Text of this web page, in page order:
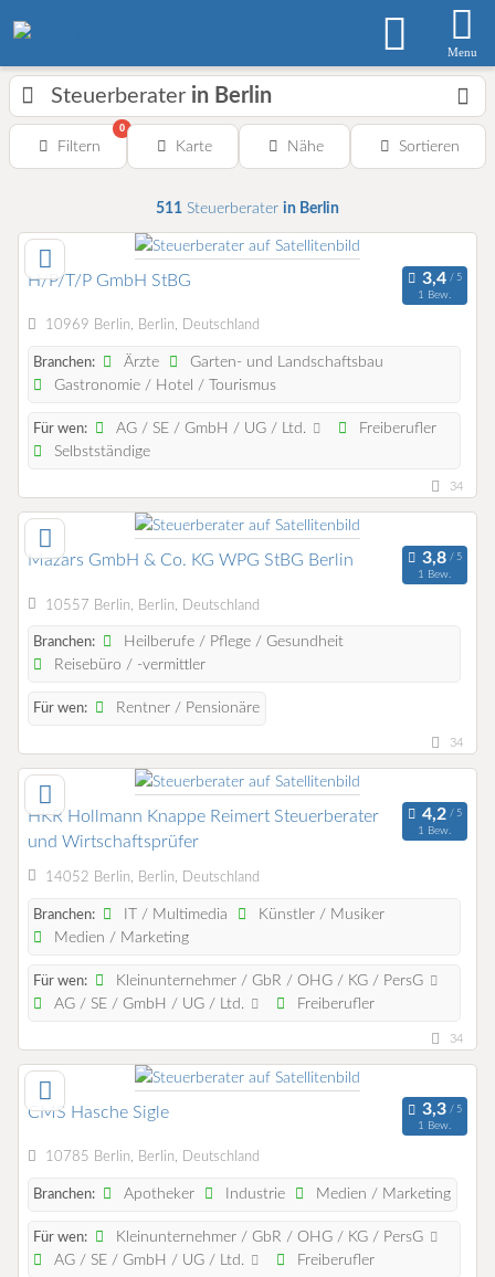
Menu
Steuerberater in Berlin
Filtern
0
Karte Nähe Sortieren
511 Steuerberater in Berlin
H/P/T/P GmbH StBG
1 Bew.
10969 Berlin, Berlin, Deutschland
Branchen: Ärzte
Garten- und Landschaftsbau
Gastronomie / Hotel / Tourismus
Für wen: AG / SE / GmbH / UG / Ltd.
Freiberufler
Selbstständige
34
Mazars GmbH & Co. KG WPG StBG Berlin
1 Bew.
10557 Berlin, Berlin, Deutschland
Branchen:
Heilberufe / Pflege / Gesundheit
Reisebüro / -vermittler
Für wen: Rentner / Pensionäre
34
HKR Hollmann Knappe Reimert Steuerberater
und Wirtschaftsprüfer
1 Bew.
14052 Berlin, Berlin, Deutschland
Branchen: IT / Multimedia
Künstler / Musiker
Medien / Marketing
Für wen:
Kleinunternehmer / GbR / OHG / KG / PersG
AG / SE / GmbH / UG / Ltd.
Freiberufler
34
CMS Hasche Sigle
1 Bew.
10785 Berlin, Berlin, Deutschland
Branchen: Apotheker Industrie Medien / Marketing
Für wen:
Kleinunternehmer / GbR / OHG / KG / PersG
AG / SE / GmbH / UG / Ltd.
Freiberufler